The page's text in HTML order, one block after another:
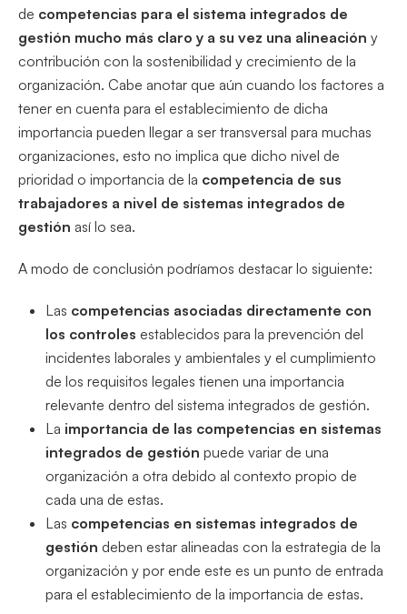
de competencias para el sistema integrados de
gestión mucho más claro y a su vez una alineación y
contribución con la sostenibilidad y crecimiento de la
organización. Cabe anotar que aún cuando los factores a
tener en cuenta para el establecimiento de dicha
importancia pueden llegar a ser transversal para muchas
organizaciones, esto no implica que dicho nivel de
prioridad o importancia de la competencia de sus
trabajadores a nivel de sistemas integrados de
gestión así lo sea.
A modo de conclusión podríamos destacar lo siguiente:
Las competencias asociadas directamente con
los controles establecidos para la prevención del
incidentes laborales y ambientales y el cumplimiento
de los requisitos legales tienen una importancia
relevante dentro del sistema integrados de gestión.
La importancia de las competencias en sistemas
integrados de gestión puede variar de una
organización a otra debido al contexto propio de
cada una de estas.
Las competencias en sistemas integrados de
gestión deben estar alineadas con la estrategia de la
organización y por ende este es un punto de entrada
para el establecimiento de la importancia de estas.